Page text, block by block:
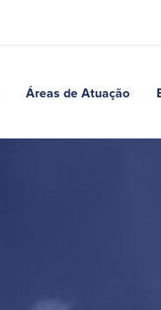
Áreas de Atuação